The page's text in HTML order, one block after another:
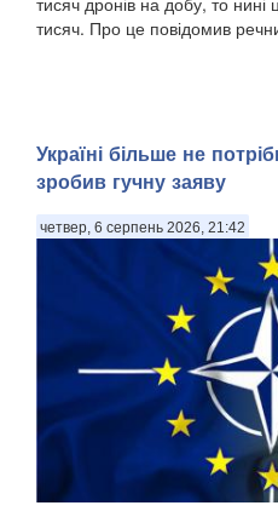
тисяч. Про це повідомив
Україні більше не
зробив гучну заяву
четвер, 6 серпень 2026, 21:42